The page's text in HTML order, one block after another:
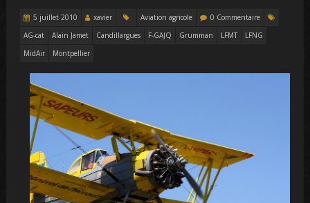
5 juillet 2010 xavier Aviation agricole
0 Commentaire
AG-cat
Alain Jamet Candillargues F-GAJQ Grumman LFMT
LFNG
MidAir
Montpellier